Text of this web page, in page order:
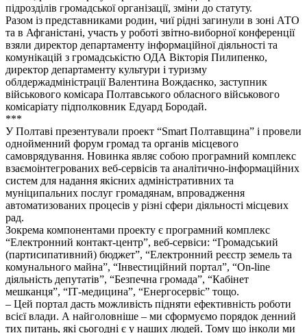
підрозділів громадської організації, зміни до статуту.
Разом із представниками родин, чиї рідні загинули в зоні АТО
та в Афганістані, участь у роботі звітно-виборної конференції
взяли директор департаменту інформаційної діяльності та
комунікацій з громадськістю ОДА Вікторія Пилипенко,
директор департаменту культури і туризму
облдержадміністрації Валентина Вождаєнко, заступник
військового комісара Полтавського обласного військового
комісаріату підполковник Едуард Бородай.
***
У Полтаві презентували проект “Smart Полтавщина” і провели
однойменний форум громад та органів місцевого
самоврядування. Новинка являє собою програмний комплекс
взаємоінтегрованих веб-сервісів та аналітично-інформаційних
систем для надання якісних адміністративних та
муніципальних послуг громадянам, впровадження
автоматизованих процесів у різні сфери діяльності місцевих
рад.
Зокрема компонентами проекту є програмний комплекс
“Електронний контакт-центр”, веб-сервіси: “Громадський
(партисипативний) бюджет”, “Електронний реєстр земель та
комунального майна”, “Інвестиційний портал”, “On-line
діяльність депутатів”, “Безпечна громада”, “Кабінет
мешканця”, “ІТ-медицина”, “Енергосервіс” тощо.
– Цей портал дасть можливість підняти ефективність роботи
всієї влади. А найголовніше – ми сформуємо порядок денний
тих питань, які сьогодні є у наших людей. Тому що інколи ми